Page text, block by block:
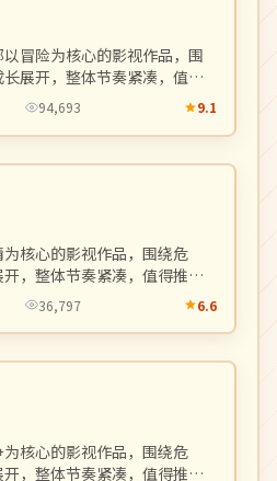
冒险为核心的影视作品，围
展开，整体节奏紧凑，值得
94,693 9.1
核心的影视作品，围绕危
，整体节奏紧凑，值得推荐
36,797 6.6
核心的影视作品，围绕危
，整体节奏紧凑，值得推荐